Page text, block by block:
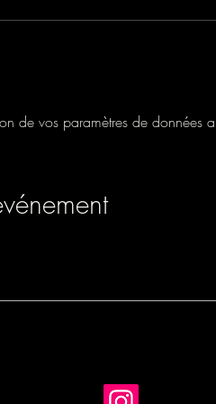
de vos paramètres de données